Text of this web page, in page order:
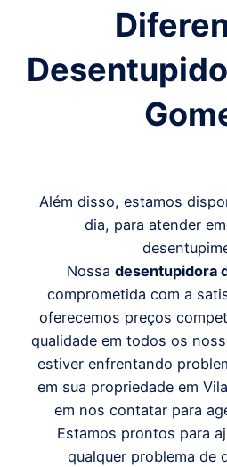
Além disso, estamos
dia, para atender
Nossa desentupidora
comprometida com a
oferecemos preços
qualidade em todos os
estiver enfrentando
em sua propriedade em
em nos contatar para
Estamos prontos para
qualquer problema de